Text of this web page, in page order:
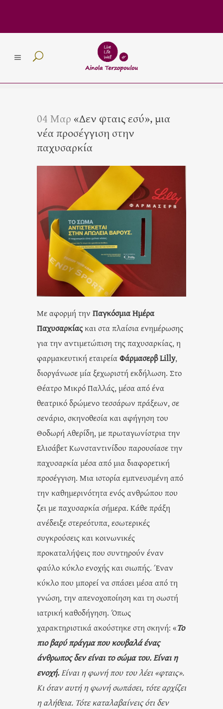
04 Μαρ «Δεν φταις εσύ», μια
νέα προσέγγιση στην
παχυσαρκία
Με αφορμή την Παγκόσμια Ημέρα
Παχυσαρκίαςκαι στα πλαίσια ενημέρωσης
για την αντιμετώπιση της παχυσαρκίας, η
φαρμακευτική εταιρείαΦάρμασερβ Lilly,
διοργάνωσε μία ξεχωριστή εκδήλωση. Στο
Θέατρο Μικρό Παλλάς, μέσα από ένα
θεατρικό δρώμενο τεσσάρων πράξεων, σε
σενάριο, σκηνοθεσία και αφήγηση του
Θοδωρή Αθερίδη, με πρωταγωνίστρια την
Ελισάβετ Κωνσταντινίδου παρουσίασε την
παχυσαρκία μέσα από μια διαφορετική
προσέγγιση. Μια ιστορία εμπνευσμένη από
την καθημερινότητα ενός ανθρώπου που
ζει με παχυσαρκία σήμερα. Κάθε πράξη
ανέδειξε στερεότυπα, εσωτερικές
συγκρούσεις και κοινωνικές
προκαταλήψεις που συντηρούν έναν
φαύλο κύκλο ενοχής και σιωπής. Έναν
κύκλο που μπορεί να σπάσει μέσα από τη
γνώση, την απενοχοποίηση και τη σωστή
ιατρική καθοδήγηση. Όπως
χαρακτηριστικά ακούστηκε στη σκηνή: «Το
πιο βαρύ πράγμα που κουβαλά ένας
άνθρωπος δεν είναι το σώμα του. Είναι η
ενοχή.Είναι η φωνή που του λέει «φταις».
Κι όταν αυτή η φωνή σωπάσει, τότε αρχίζει
η αλήθεια. Τότε καταλαβαίνεις ότι δεν